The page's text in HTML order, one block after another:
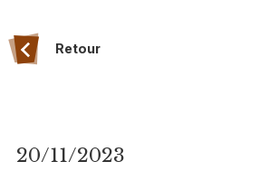
Retour
20/11/2023